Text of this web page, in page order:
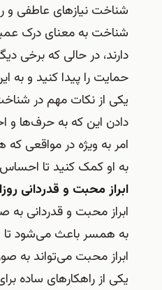
شناخت نیازهای عاطفی و
شناخت به معنای درک
دارند، در حالی که برخی
حمایت را پیدا کنید و به
یکی از نکات مهم در
دادن این که به حرف‌ها و
امر به ویژه در مواقعی
به او کمک کنید تا
ابراز محبت و قدردانی
ابراز محبت و قدردانی به
به همسر باعث می‌شود تا
ابراز محبت می‌تواند به
یکی از راهکارهای ساده